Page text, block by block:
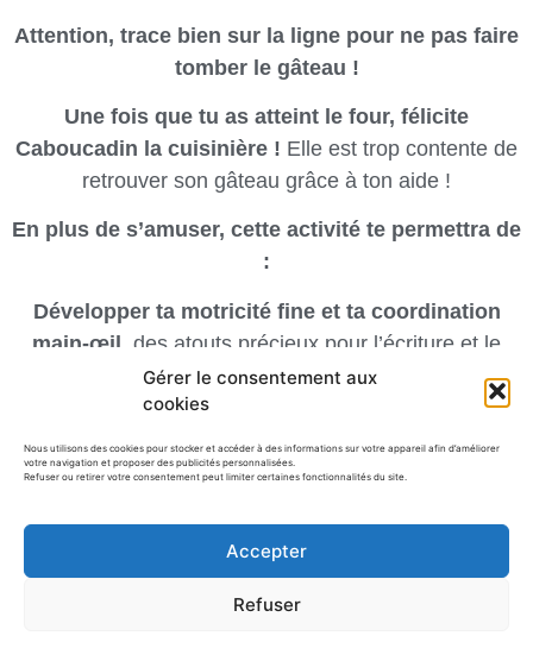
Gérer le consentement aux
cookies
Nous utilisons des cookies pour stocker et accéder à des informations sur votre appareil afin d’améliorer
votre navigation et proposer des publicités personnalisées.
Refuser ou retirer votre consentement peut limiter certaines fonctionnalités du site.
Accepter
Refuser
Attention, trace bien sur la ligne pour ne pas faire
tomber le gâteau !
Une fois que tu as atteint le four, félicite
Caboucadin la cuisinière ! Elle est trop contente de
retrouver son gâteau grâce à ton aide !
En plus de s’amuser, cette activité te permettra de
:
Développer ta motricité fine et ta coordination
main-œil, des atouts précieux pour l’écriture et le
dessin.
consignes simples.
un personnage attachant.